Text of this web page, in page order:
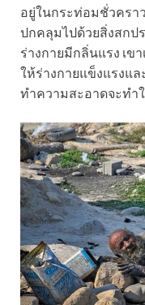
อยู่ในกระท่อมชั่วครา
ปกคลุมไปด้วยสิ่งสกป
ร่างกายมีกลิ่นแรง เข
ให้ร่างกายแข็งแรงแล
ทำความสะอาดจะทำ